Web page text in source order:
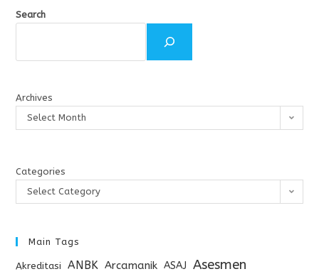
Search
Archives
Select Month
Categories
Select Category
Main Tags
Akreditasi ANBK Arcamanik ASAJ Asesmen